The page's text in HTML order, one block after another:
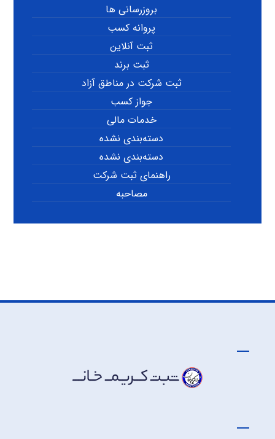
بروزرسانی ها
پروانه کسب
ثبت آنلاین
ثبت برند
ثبت شرکت در مناطق آزاد
جواز کسب
خدمات مالی
دسته‌بندی نشده
دسته‌بندی نشده
راهنمای ثبت شرکت
مصاحبه